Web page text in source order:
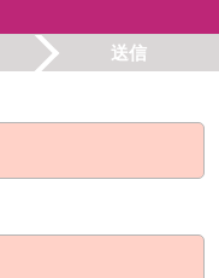
送信